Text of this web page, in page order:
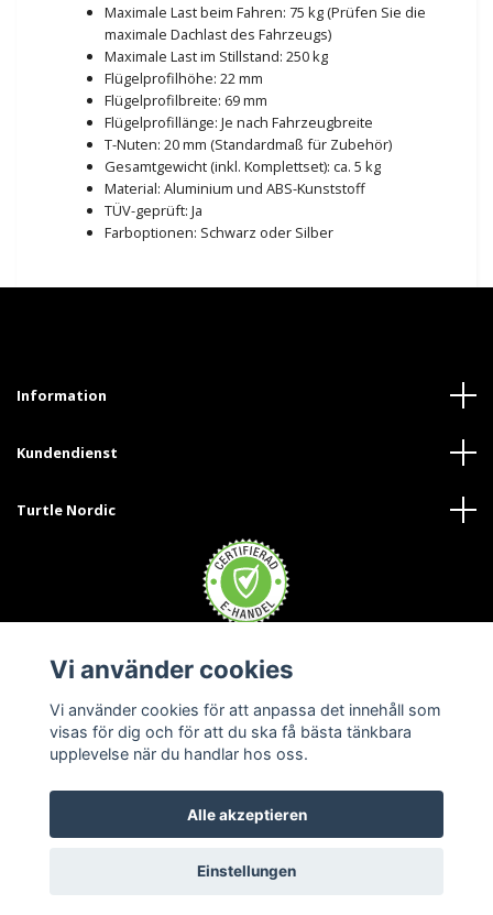
Maximale Last beim Fahren: 75 kg (Prüfen Sie die
maximale Dachlast des Fahrzeugs)
Maximale Last im Stillstand: 250 kg
Flügelprofilhöhe: 22 mm
Flügelprofilbreite: 69 mm
Flügelprofillänge: Je nach Fahrzeugbreite
T-Nuten: 20 mm (Standardmaß für Zubehör)
Gesamtgewicht (inkl. Komplettset): ca. 5 kg
Material: Aluminium und ABS-Kunststoff
TÜV-geprüft: Ja
Farboptionen: Schwarz oder Silber
Information
Kundendienst
Turtle Nordic
© 2026 Turtle Nordic Austria
Vi använder cookies
Vi använder cookies för att anpassa det innehåll som
visas för dig och för att du ska få bästa tänkbara
upplevelse när du handlar hos oss.
Alle akzeptieren
Einstellungen